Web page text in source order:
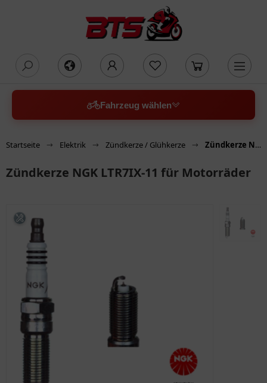
Fahrzeug wählen
Startseite Elektrik Zündkerze / Glühkerze Zündkerze NGK LTR7IX-11 für Motorräder
Zündkerze NGK LTR7IX-11 für Motorräder